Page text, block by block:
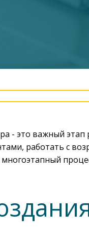
- это важный
работать с